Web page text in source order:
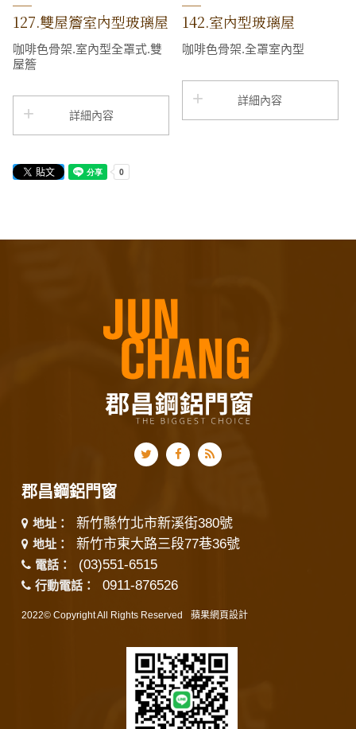
127.雙屋簷室內型玻璃屋
咖啡色骨架.室內型全罩式.雙
屋簷
詳細內容
142.室內型玻璃屋
咖啡色骨架.全罩室內型
詳細內容
郡昌鋼鋁門窗
地址： 新竹縣竹北市新溪街380號
地址： 新竹市東大路三段77巷36號
電話： (03)551-6515
行動電話： 0911-876526
2022© Copyright All Rights Reserved 蘋果網頁設計